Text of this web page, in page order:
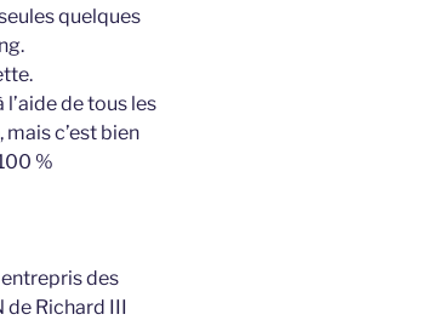
quelques
de tous les
c’est bien
%
des
de Richard III